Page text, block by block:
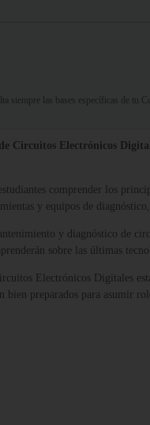
siempre las bases específicas de tu
Circuitos Electrónicos
comprender los
y equipos de
y diagnóstico
sobre las últimas
Electrónicos Digitales
bien preparados para